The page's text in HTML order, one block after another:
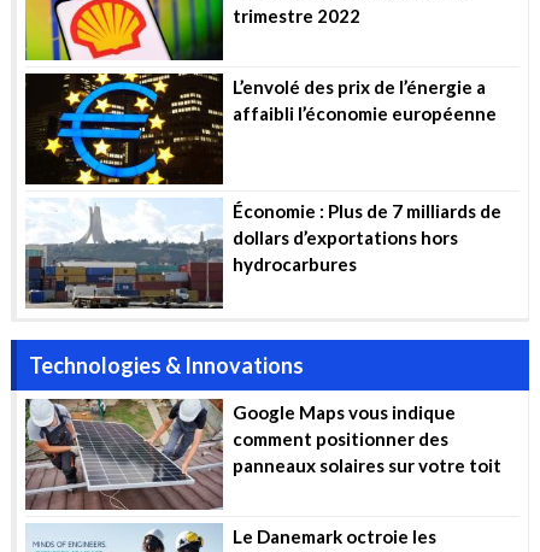
trimestre 2022
L’envolé des prix de l’énergie a
affaibli l’économie européenne
Économie : Plus de 7 milliards de
dollars d’exportations hors
hydrocarbures
Technologies & Innovations
Google Maps vous indique
comment positionner des
panneaux solaires sur votre toit
Le Danemark octroie les